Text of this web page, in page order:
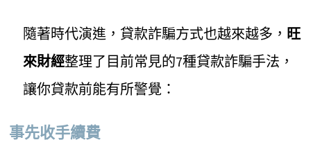
隨著時代演進，貸款詐騙方式也越來越多， 旺
來財經整理了目前常見的7種貸款詐騙手法，
讓你貸款前能有所警覺：
事先收手續費